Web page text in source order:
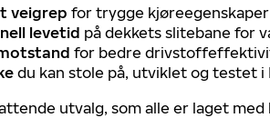
veigrep for trygge
levetid på dekkets slitebane for
for bedre
du kan stole på, utviklet og testet i
utvalg, som alle er laget